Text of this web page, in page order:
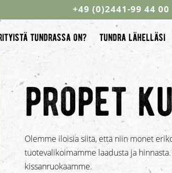
+49 (0)2441-99 44 00
tundrassa on? tundra lähelläsi
propet
Olemme iloisia siitä, että niin monet
tuotevalikoimamme laadusta ja
kissanruokaamme.